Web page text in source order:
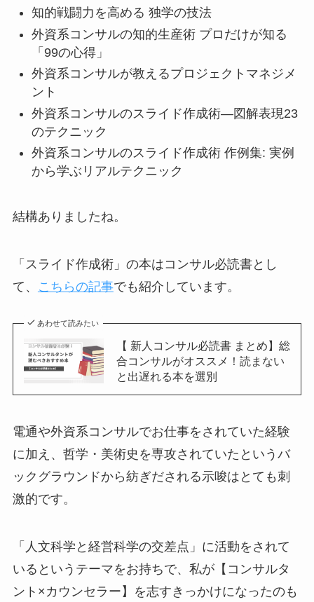
知的戦闘力を高める 独学の技法
外資系コンサルの知的生産術 プロだけが知る
「99の心得」
外資系コンサルが教えるプロジェクトマネジメ
ント
外資系コンサルのスライド作成術―図解表現23
のテクニック
外資系コンサルのスライド作成術 作例集: 実例
から学ぶリアルテクニック
結構ありましたね。
「スライド作成術」の本はコンサル必読書とし
て、
こちらの記事でも紹介しています。
あわせて読みたい
【 新人コンサル必読書 まとめ】総
合コンサルがオススメ！読まない
と出遅れる本を選別
電通や外資系コンサルでお仕事をされていた経験
に加え、哲学・美術史を専攻されていたというバ
ックグラウンドから紡ぎだされる示唆はとても刺
激的です。
「人文科学と経営科学の交差点」に活動をされて
いるというテーマをお持ちで、私が【コンサルタ
ント×カウンセラー】を志すきっかけになったのも